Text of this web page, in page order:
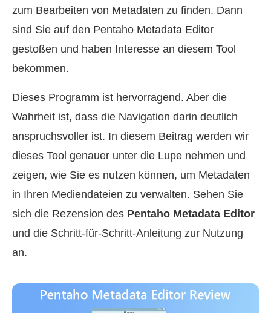
zum Bearbeiten von Metadaten zu finden. Dann
sind Sie auf den Pentaho Metadata Editor
gestoßen und haben Interesse an diesem Tool
bekommen.
Dieses Programm ist hervorragend. Aber die
Wahrheit ist, dass die Navigation darin deutlich
anspruchsvoller ist. In diesem Beitrag werden wir
dieses Tool genauer unter die Lupe nehmen und
zeigen, wie Sie es nutzen können, um Metadaten
in Ihren Mediendateien zu verwalten. Sehen Sie
sich die Rezension des Pentaho Metadata Editor
und die Schritt-für-Schritt-Anleitung zur Nutzung
an.